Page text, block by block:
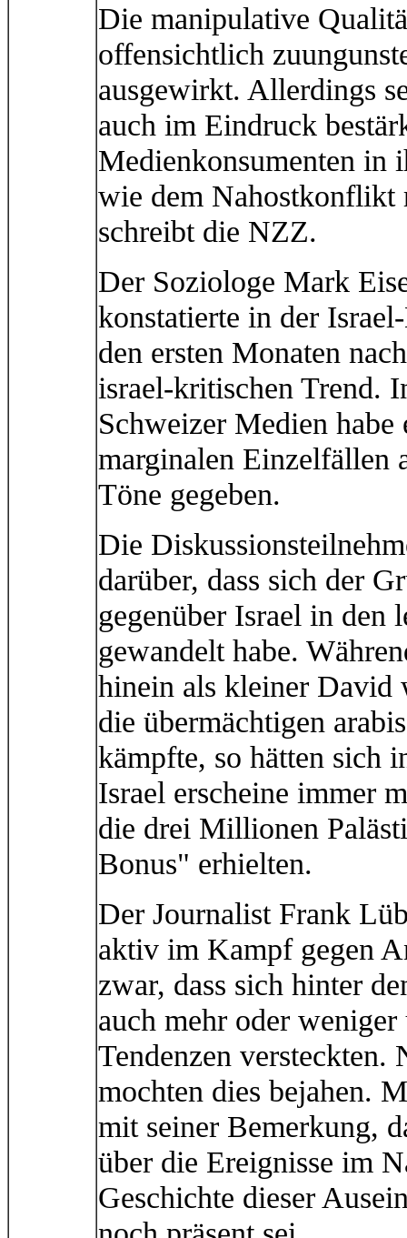
Die manipulative
offensichtlich
ausgewirkt. Allerdings
auch im Eindruck
Medienkonsumenten in
wie dem Nahostkonflikt
schreibt die NZZ.
Der Soziologe Mark
konstatierte in der
den ersten Monaten
israel-kritischen Trend.
Schweizer Medien
marginalen Einzelfällen
Töne gegeben.
Die
darüber, dass sich der
gegenüber Israel in den
gewandelt habe.
hinein als kleiner David
die übermächtigen
kämpfte, so hätten sich
Israel erscheine immer
die drei Millionen
Bonus" erhielten.
Der Journalist Frank
aktiv im Kampf gegen
zwar, dass sich hinter
auch mehr oder
Tendenzen
mochten dies bejahen.
mit seiner Bemerkung,
über die Ereignisse im
Geschichte dieser